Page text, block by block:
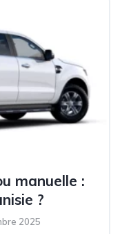
manuelle :
?
2025